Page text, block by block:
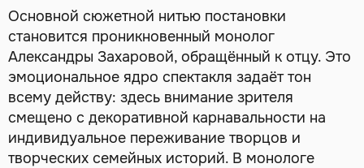
Основной сюжетной нитью постановки
становится проникновенный монолог
Александры Захаровой, обращённый к отцу. Это
эмоциональное ядро спектакля задаёт тон
всему действу: здесь внимание зрителя
смещено с декоративной карнавальности на
индивидуальное переживание творцов и
творческих семейных историй. В монологе